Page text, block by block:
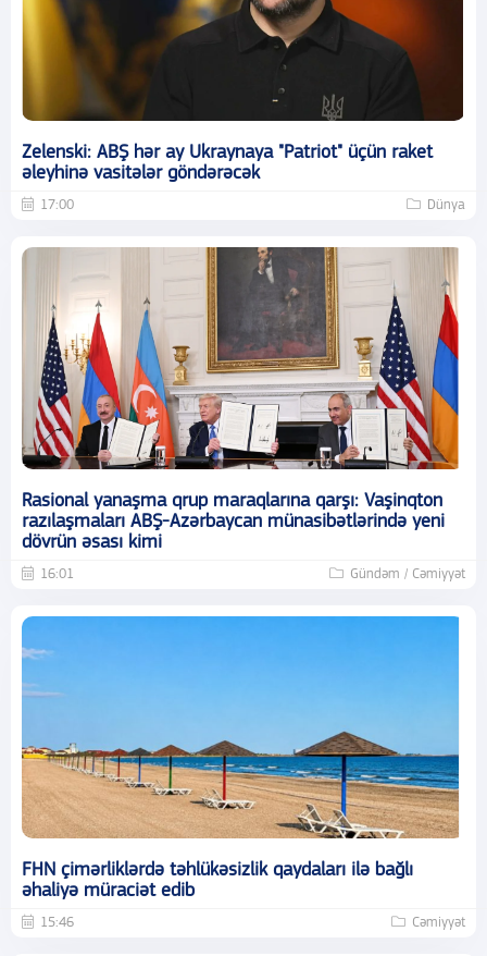
Zelenski: ABŞ hər ay Ukraynaya "Patriot" üçün raket
əleyhinə vasitələr göndərəcək
17:00 Dünya
Rasional yanaşma qrup maraqlarına qarşı: Vaşinqton
razılaşmaları ABŞ-Azərbaycan münasibətlərində yeni
dövrün əsası kimi
16:01 Gündəm / Cəmiyyət
FHN çimərliklərdə təhlükəsizlik qaydaları ilə bağlı
əhaliyə müraciət edib
15:46 Cəmiyyət